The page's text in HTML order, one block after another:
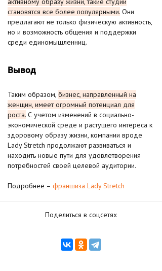
становятся все более популярными. Они
предлагают не только физическую активность,
но и возможность общения и поддержки
среди единомышленниц.
Вывод
Таким образом, бизнес, направленный на
женщин, имеет огромный потенциал для
роста. С учетом изменений в социально-
экономической среде и растущего интереса к
здоровому образу жизни, компании вроде
Lady Stretch продолжают развиваться и
находить новые пути для удовлетворения
потребностей своей целевой аудитории.
Подробнее – франшиза Lady Stretch
Поделиться в соцсетях